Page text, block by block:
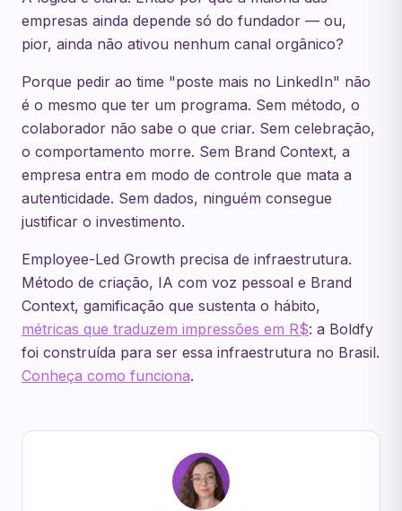
empresas ainda depende só do fundador — ou,
pior, ainda não ativou nenhum canal orgânico?
Porque pedir ao time "poste mais no LinkedIn" não
é o mesmo que ter um programa. Sem método, o
colaborador não sabe o que criar. Sem celebração,
o comportamento morre. Sem Brand Context, a
empresa entra em modo de controle que mata a
autenticidade. Sem dados, ninguém consegue
justificar o investimento.
Employee-Led Growth precisa de infraestrutura.
Método de criação, IA com voz pessoal e Brand
Context, gamificação que sustenta o hábito,
métricas que traduzem impressões em R$: a Boldfy
foi construída para ser essa infraestrutura no Brasil.
Conheça como funciona.